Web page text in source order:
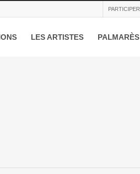
PARTICIPER
LES ARTISTES PALMARÈS